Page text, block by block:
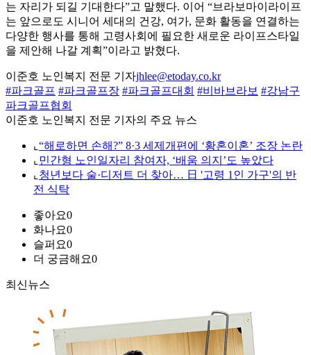
는 자리가 되길 기대한다”고 말했다. 이어 “브라보마이라이프
는 앞으로도 시니어 세대의 건강, 여가, 문화 활동을 연결하는
다양한 행사를 통해 고령사회에 필요한 새로운 라이프스타일
을 제안해 나갈 계획”이라고 밝혔다.
이준호 노인복지 전문 기자jhlee@etoday.co.kr
#파크골프 #파크골프장 #파크골프대회 #비바브라보 #강남구
파크골프협회
이준호 노인복지 전문 기자의 주요 뉴스
⌞ “해로하면 손해?” 8·3 세제개편에 ‘황혼이혼’ 조장 논란
⌞ 민간형 노인일자리 참여자, ‘배움 의지’도 높았다
⌞ 청년보다 술·디저트 더 찾아… 日 '고령 1인 가구'의 반
전 식탁
좋아요0
화나요0
슬퍼요0
더 궁금해요0
최신뉴스